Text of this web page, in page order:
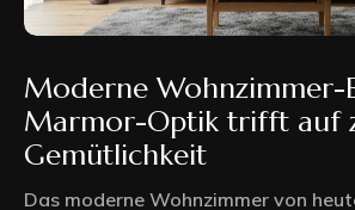
Moderne Wohnzimmer-
Marmor-Optik trifft auf
Gemütlichkeit
Das moderne Wohnzimmer von